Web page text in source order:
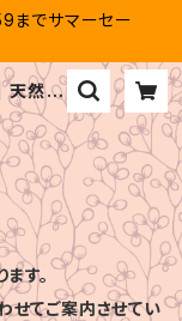
までサマーセー
天然石
す。
せてご案内させてい